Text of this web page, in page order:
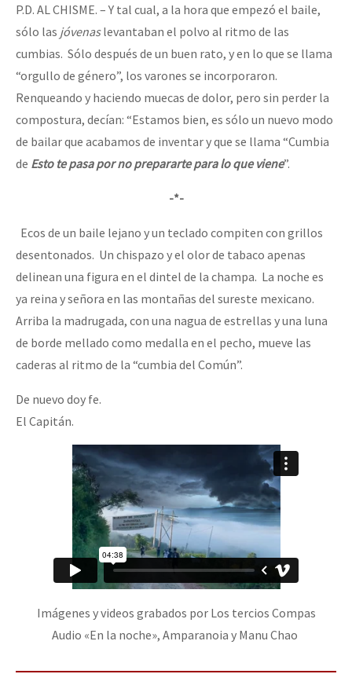
P.D. AL CHISME. – Y tal cual, a la hora que empezó el baile,
sólo las jóvenaslevantaban el polvo al ritmo de las
cumbias. Sólo después de un buen rato, y en lo que se llama
“orgullo de género”, los varones se incorporaron.
Renqueando y haciendo muecas de dolor, pero sin perder la
compostura, decían: “Estamos bien, es sólo un nuevo modo
de bailar que acabamos de inventar y que se llama “Cumbia
de Esto te pasa por no prepararte para lo que viene”.
-*-
Ecos de un baile lejano y un teclado compiten con grillos
desentonados. Un chispazo y el olor de tabaco apenas
delinean una figura en el dintel de la champa. La noche es
ya reina y señora en las montañas del sureste mexicano.
Arriba la madrugada, con una nagua de estrellas y una luna
de borde mellado como medalla en el pecho, mueve las
caderas al ritmo de la “cumbia del Común”.
De nuevo doy fe.
El Capitán.
Imágenes y videos grabados por Los tercios Compas
Audio «En la noche», Amparanoia y Manu Chao